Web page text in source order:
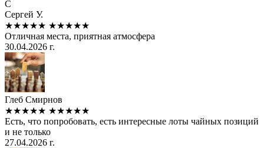
С
Сергей У.
★★★★★ ★★★★★
Отличная места, приятная атмосфера
30.04.2026 г.
Глеб Смирнов
★★★★★ ★★★★★
Есть, что попробовать, есть интересные лоты чайных позиций
и не только
27.04.2026 г.